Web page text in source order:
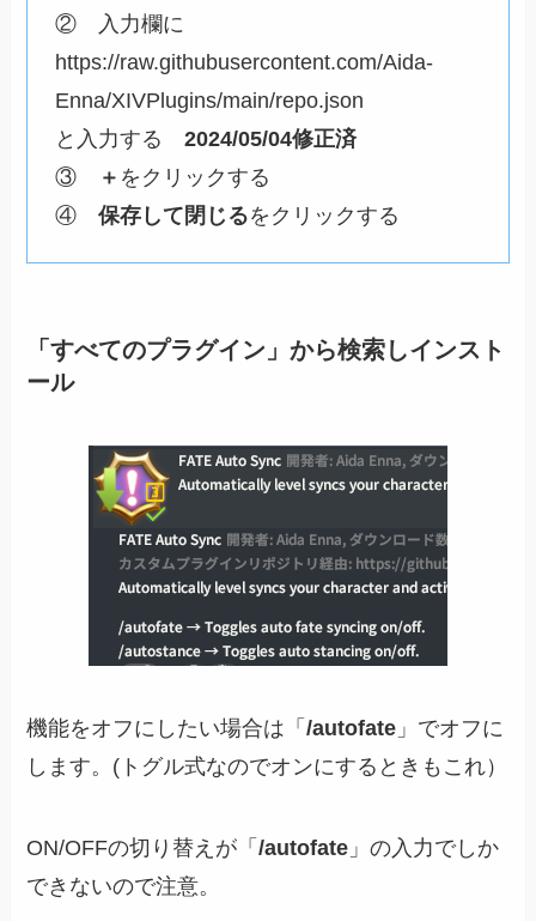
② 入力欄に
https://raw.githubusercontent.com/Aida-
Enna/XIVPlugins/main/repo.json
と入力する 2024/05/04修正済
③
＋ をクリックする
④ 保存して閉じるをクリックする
「すべてのプラグイン」から検索しインスト
ール
機能をオフにしたい場合は「/autofate 」でオフに
します。(トグル式なのでオンにするときもこれ）
ON/OFFの切り替えが「/autofate 」の入力でしか
できないので注意。